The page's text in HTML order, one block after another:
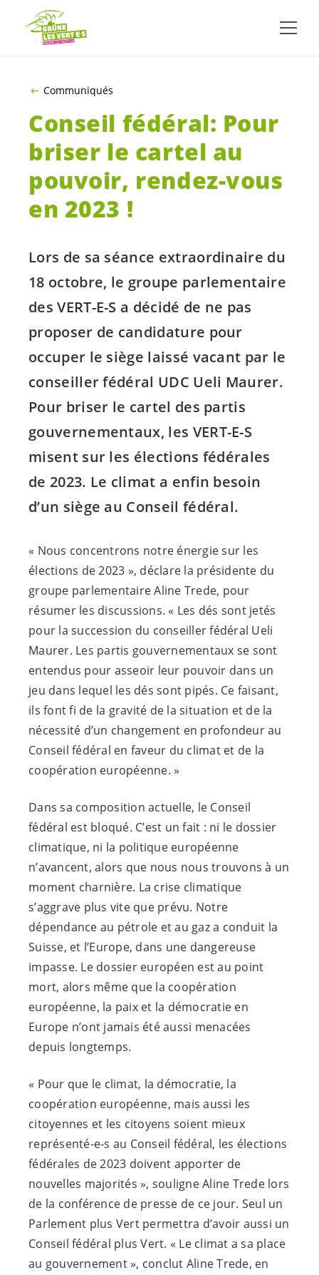
ALLER AU CONTENU PRINCIPAL
Communiqués
Conseil fédéral: Pour
briser le cartel au
pouvoir, rendez-vous
en 2023 !
Lors de sa séance extraordinaire du
18 octobre, le groupe parlementaire
desVERT-E-S a décidé de ne pas
proposer de candidature pour
occuper le siège laissé vacant par le
conseiller fédéral UDC Ueli Maurer.
Pour briser le cartel des partis
gouvernementaux, les VERT-E-S
misent sur les élections fédérales
de 2023. Le climat a enfin besoin
d’un siège au Conseil fédéral.
« Nous concentrons notre énergie sur les
élections de 2023 », déclare la présidente du
groupe parlementaire Aline Trede, pour
résumer les discussions. « Les dés sont jetés
pour la succession du conseiller fédéral Ueli
Maurer. Les partis gouvernementaux se sont
entendus pour asseoir leur pouvoir dans un
jeu dans lequel les dés sont pipés. Ce faisant,
ils font fi de la gravité de la situation et de la
nécessité d’un changement en profondeur au
Conseil fédéral en faveur du climat et de la
coopération européenne. »
Dans sa composition actuelle, le Conseil
fédéral est bloqué. C’est un fait : ni le dossier
climatique, ni la politique européenne
n’avancent, alors que nous nous trouvons à un
moment charnière. La crise climatique
s’aggrave plus vite que prévu. Notre
dépendance au pétrole et au gaz a conduit la
Suisse, et l’Europe, dans une dangereuse
impasse. Le dossier européen est au point
mort, alors même que la coopération
européenne, la paix et la démocratie en
Europe n’ont jamais été aussi menacées
depuis longtemps.
« Pour que le climat, la démocratie, la
coopération européenne, mais aussi les
citoyennes et les citoyens soient mieux
représenté-e-s au Conseil fédéral, les élections
fédérales de 2023 doivent apporter de
nouvelles majorités », souligne Aline Trede lors
de la conférence de presse de ce jour. Seul un
Parlement plus Vert permettra d’avoir aussi un
Conseil fédéral plus Vert. « Le climat a sa place
au gouvernement », conclut Aline Trede, en